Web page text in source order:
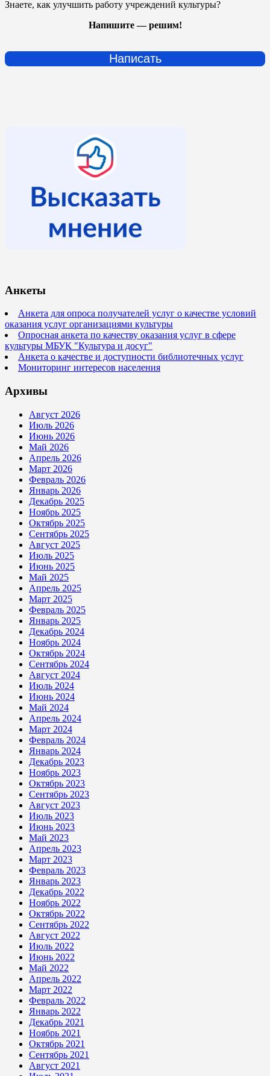
Знаете, как улучшить работу учреждений культуры?
Напишите — решим!
Написать
Анкеты
Анкета для опроса получателей услуг о качестве условий
оказания услуг организациями культуры
Опросная анкета по качеству оказания услуг в сфере
культуры МБУК "Культура и досуг"
Анкета о качестве и доступности библиотечных услуг
Мониторинг интересов населения
Архивы
Август 2026
Июль 2026
Июнь 2026
Май 2026
Апрель 2026
Март 2026
Февраль 2026
Январь 2026
Декабрь 2025
Ноябрь 2025
Октябрь 2025
Сентябрь 2025
Август 2025
Июль 2025
Июнь 2025
Май 2025
Апрель 2025
Март 2025
Февраль 2025
Январь 2025
Декабрь 2024
Ноябрь 2024
Октябрь 2024
Сентябрь 2024
Август 2024
Июль 2024
Июнь 2024
Май 2024
Апрель 2024
Март 2024
Февраль 2024
Январь 2024
Декабрь 2023
Ноябрь 2023
Октябрь 2023
Сентябрь 2023
Август 2023
Июль 2023
Июнь 2023
Май 2023
Апрель 2023
Март 2023
Февраль 2023
Январь 2023
Декабрь 2022
Ноябрь 2022
Октябрь 2022
Сентябрь 2022
Август 2022
Июль 2022
Июнь 2022
Май 2022
Апрель 2022
Март 2022
Февраль 2022
Январь 2022
Декабрь 2021
Ноябрь 2021
Октябрь 2021
Сентябрь 2021
Август 2021